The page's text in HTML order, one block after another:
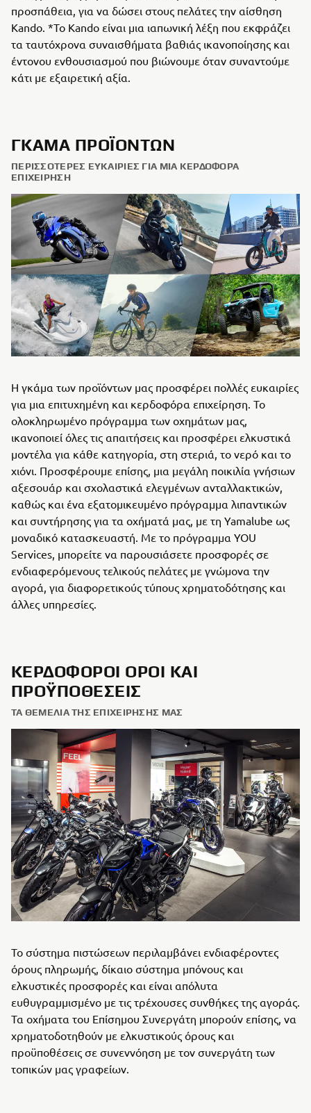
προσπάθεια, για να δώσει στους πελάτες την αίσθηση
Kando. *Το Kando είναι μια ιαπωνική λέξη που εκφράζει
τα ταυτόχρονα συναισθήματα βαθιάς ικανοποίησης και
έντονου ενθουσιασμού που βιώνουμε όταν συναντούμε
κάτι με εξαιρετική αξία.
ΓΚΆΜΑ ΠΡΟΪΌΝΤΩΝ
ΠΕΡΙΣΣΌΤΕΡΕΣ ΕΥΚΑΙΡΊΕΣ ΓΙΑ ΜΙΑ ΚΕΡΔΟΦΌΡΑ
ΕΠΙΧΕΊΡΗΣΗ
Η γκάμα των προϊόντων μας προσφέρει πολλές ευκαιρίες
για μια επιτυχημένη και κερδοφόρα επιχείρηση. Το
ολοκληρωμένο πρόγραμμα των οχημάτων μας,
ικανοποιεί όλες τις απαιτήσεις και προσφέρει ελκυστικά
μοντέλα για κάθε κατηγορία, στη στεριά, το νερό και το
χιόνι. Προσφέρουμε επίσης, μια μεγάλη ποικιλία γνήσιων
αξεσουάρ και σχολαστικά ελεγμένων ανταλλακτικών,
καθώς και ένα εξατομικευμένο πρόγραμμα λιπαντικών
και συντήρησης για τα οχήματά μας, με τη Yamalube ως
μοναδικό κατασκευαστή. Με το πρόγραμμα YOU
Services, μπορείτε να παρουσιάσετε προσφορές σε
ενδιαφερόμενους τελικούς πελάτες με γνώμονα την
αγορά, για διαφορετικούς τύπους χρηματοδότησης και
άλλες υπηρεσίες.
ΚΕΡΔΟΦΌΡΟΙ ΌΡΟΙ ΚΑΙ
ΠΡΟΫΠΟΘΈΣΕΙΣ
ΤΑ ΘΕΜΈΛΙΑ ΤΗΣ ΕΠΙΧΕΊΡΗΣΉΣ ΜΑΣ
Το σύστημα πιστώσεων περιλαμβάνει ενδιαφέροντες
όρους πληρωμής, δίκαιο σύστημα μπόνους και
ελκυστικές προσφορές και είναι απόλυτα
ευθυγραμμισμένο με τις τρέχουσες συνθήκες της αγοράς.
Τα οχήματα του Επίσημου Συνεργάτη μπορούν επίσης, να
χρηματοδοτηθούν με ελκυστικούς όρους και
προϋποθέσεις σε συνεννόηση με τον συνεργάτη των
τοπικών μας γραφείων.